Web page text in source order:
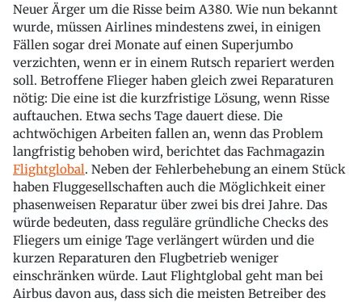
Neuer Ärger um die Risse beim A380. Wie nun bekannt
wurde, müssen Airlines mindestens zwei, in einigen
Fällen sogar drei Monate auf einen Superjumbo
verzichten, wenn er in einem Rutsch repariert werden
soll. Betroffene Flieger haben gleich zwei Reparaturen
nötig: Die eine ist die kurzfristige Lösung, wenn Risse
auftauchen. Etwa sechs Tage dauert diese. Die
achtwöchigen Arbeiten fallen an, wenn das Problem
langfristig behoben wird, berichtet das Fachmagazin
Flightglobal. Neben der Fehlerbehebung an einem Stück
haben Fluggesellschaften auch die Möglichkeit einer
phasenweisen Reparatur über zwei bis drei Jahre. Das
würde bedeuten, dass reguläre gründliche Checks des
Fliegers um einige Tage verlängert würden und die
kurzen Reparaturen den Flugbetrieb weniger
einschränken würde. Laut Flightglobal geht man bei
Airbus davon aus, dass sich die meisten Betreiber des